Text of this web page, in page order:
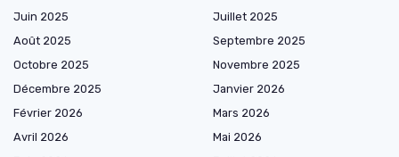
Juin 2025
Juillet 2025
Août 2025
Septembre 2025
Octobre 2025
Novembre 2025
Décembre 2025
Janvier 2026
Février 2026
Mars 2026
Avril 2026
Mai 2026